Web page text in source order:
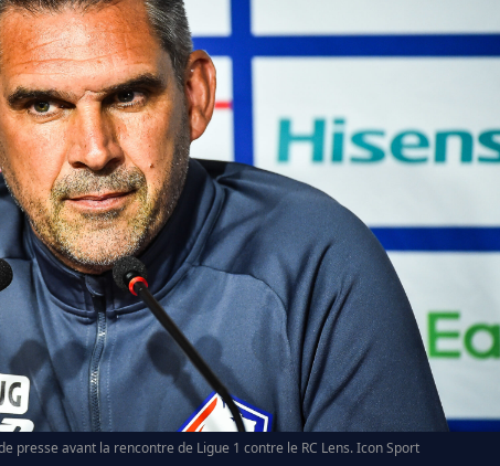
presse avant la rencontre de Ligue 1 contre le RC Lens. Icon Sport